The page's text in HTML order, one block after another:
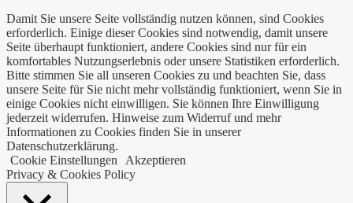
Damit Sie unsere Seite vollständig nutzen können, sind Cookies
erforderlich. Einige dieser Cookies sind notwendig, damit unsere
Seite überhaupt funktioniert, andere Cookies sind nur für ein
komfortables Nutzungserlebnis oder unsere Statistiken erforderlich.
Bitte stimmen Sie all unseren Cookies zu und beachten Sie, dass
unsere Seite für Sie nicht mehr vollständig funktioniert, wenn Sie in
einige Cookies nicht einwilligen. Sie können Ihre Einwilligung
jederzeit widerrufen. Hinweise zum Widerruf und mehr
Informationen zu Cookies finden Sie in unserer
Datenschutzerklärung.
Cookie Einstellungen
Akzeptieren
Privacy & Cookies Policy